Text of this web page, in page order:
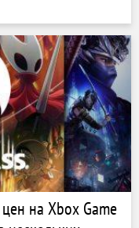
на Xbox Game